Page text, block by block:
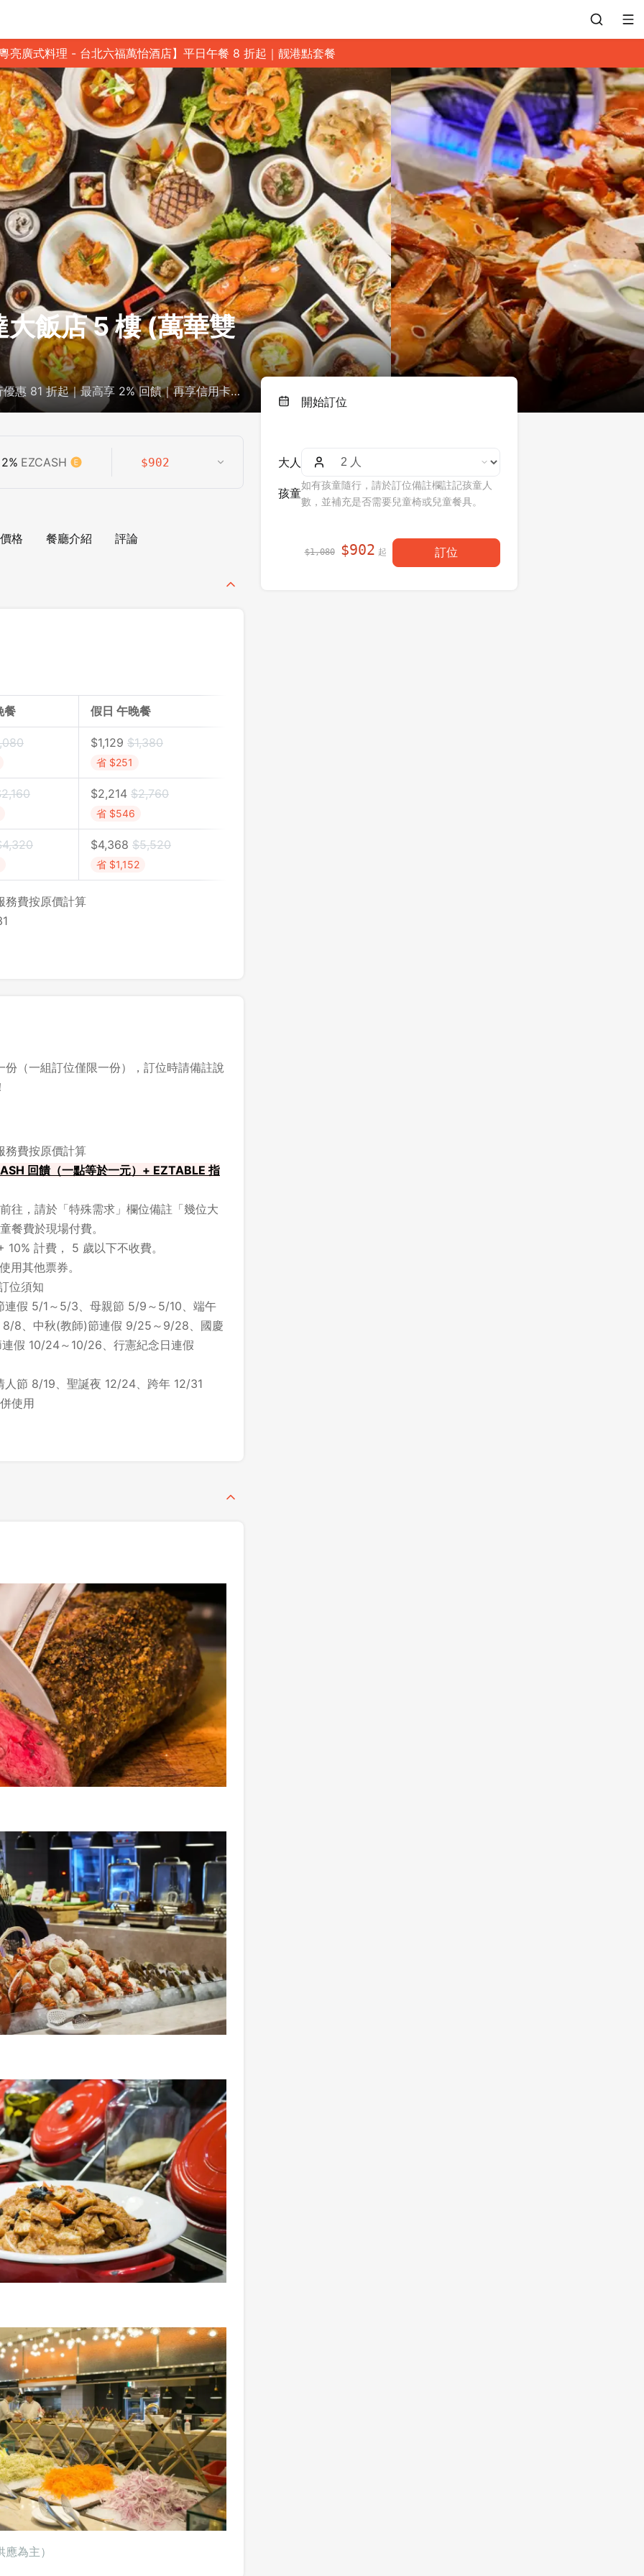
訂位紀錄
餐廳客服
常見問題
EZTABLE 禮物卡
餐廳合作
亮廣式料理 - 台北六福萬怡酒店】平日午餐 8 折起｜靓港點套餐
飯店 5 樓 (萬華雙
惠 81 折起｜最高享 2% 回饋｜再享信用卡
2% EZCASH $902
格 餐廳介紹 評論
餐 假日 午晚餐
$1,129 $1,380
省 $251
$2,214 $2,760
省 $546
$4,368 $5,520
省 $1,152
務費按原價計算
（一組訂位僅限一份），訂位時請備註說
務費按原價計算
回饋（一點等於一元）+ EZTABLE 指
往，請於「特殊需求」欄位備註「幾位大
餐費於現場付費。
計費， 5 歲以下不收費。
用其他票券。
位須知
連假 5/1～5/3、母親節 5/9～5/10、端午
8、中秋(教師)節連假 9/25～9/28、國慶
假 10/24～10/26、行憲紀念日連假
人節 8/19、聖誕夜 12/24、跨年 12/31
使用
為主）
開始訂位
大人
孩童
如有孩童隨行，請於訂位備註欄註記孩童人
數，並補充是否需要兒童椅或兒童餐具。
$1,080 $902 起
訂位
確定要登出嗎？
先不要